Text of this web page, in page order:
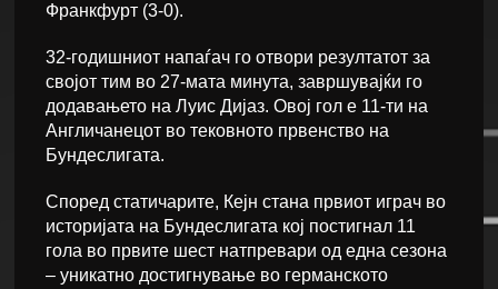
Франкфурт (3-0).
32-годишниот напаѓач го отвори резултатот за
својот тим во 27-мата минута, завршувајќи го
додавањето на Луис Дијаз. Овој гол е 11-ти на
Англичанецот во тековното првенство на
Бундеслигата.
Според статичарите, Кејн стана првиот играч во
историјата на Бундеслигата кој постигнал 11
гола во првите шест натпревари од една сезона
– уникатно достигнување во германското